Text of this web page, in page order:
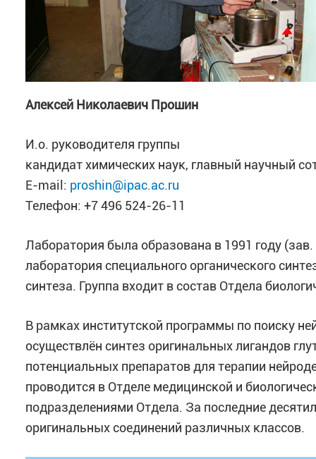
Алексей Николаевич Прошин
И.о. руководителя группы
кандидат химических наук, главный научный
E-mail: proshin@ipac.ac.ru
Телефон: +7 496 524-26-11
Лаборатория была образована в 1991 году
лаборатория специального органического
синтеза. Группа входит в состав Отдела
В рамках институтской программы по поиску
осуществлён синтез оригинальных лигандов
потенциальных препаратов для терапии
проводится в Отделе медицинской и
подразделениями Отдела. За последние
оригинальных соединений различных классов.